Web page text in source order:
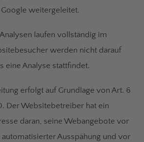
weitergeleitet.
laufen vollständig im
werden nicht darauf
eine Analyse stattfindet.
erfolgt auf Grundlage von Art. 6
Der Websitebetreiber hat ein
daran, seine Webangebote vor
Ausspähung und vor